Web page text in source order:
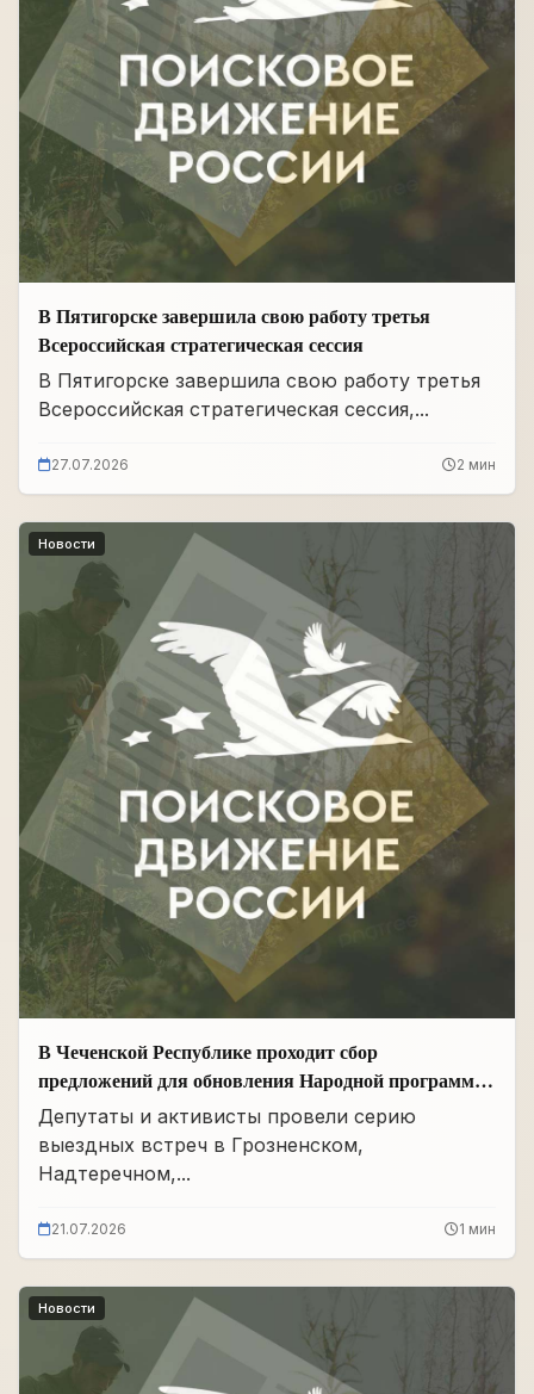
В Пятигорске завершила свою работу третья
Всероссийская стратегическая сессия
В Пятигорске завершила свою работу третья
Всероссийская стратегическая сессия,...
27.07.2026 2 мин
Новости
В Чеченской Республике проходит сбор
предложений для обновления Народной программы
в сфере АПК
Депутаты и активисты провели серию
выездных встреч в Грозненском,
Надтеречном,...
21.07.2026 1 мин
Новости